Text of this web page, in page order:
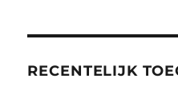
RECENTELIJK